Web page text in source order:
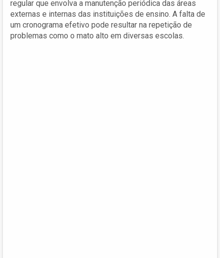
regular que envolva a manutenção periódica das áreas
externas e internas das instituições de ensino. A falta de
um cronograma efetivo pode resultar na repetição de
problemas como o mato alto em diversas escolas.